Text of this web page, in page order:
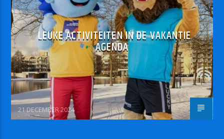
LEUKE ACTIVITEITEN IN DE VAKANTIE
AGENDA
21 DECEMBER 2024